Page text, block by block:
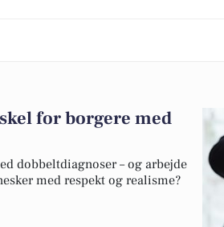
for borgere med
dobbeltdiagnoser – og arbejde
med respekt og realisme?